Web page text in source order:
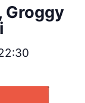
Groggy